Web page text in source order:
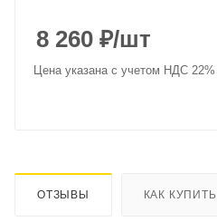
8 260 ₽/шт
Цена указана с учетом НДС 22%
ОТЗЫВЫ КАК КУПИТЬ